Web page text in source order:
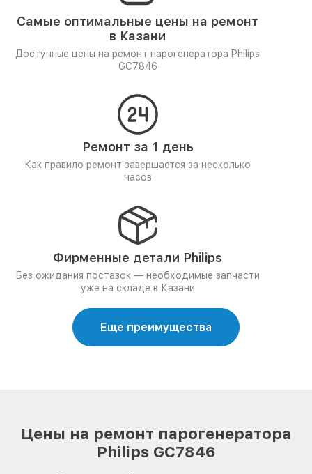
Самые оптимальные цены на ремонт
в Казани
Доступные цены на ремонт парогенератора Philips
GC7846
Ремонт за 1 день
Как правило ремонт завершается за несколько
часов
Фирменные детали Philips
Без ожидания поставок — необходимые запчасти
уже на складе в Казани
Еще преимущества
Цены на ремонт парогенератора
Philips GC7846